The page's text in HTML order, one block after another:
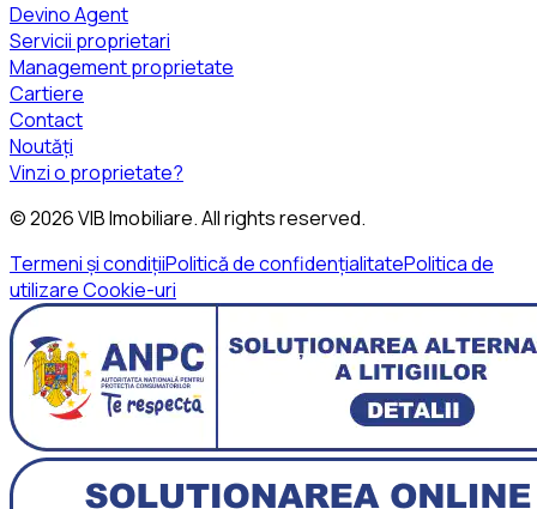
Devino Agent
Servicii proprietari
Management proprietate
Cartiere
Contact
Noutăți
Vinzi o proprietate?
©2026VIB Imobiliare. All rights reserved.
Termeni și condițiiPolitică de confidențialitatePolitica de
utilizare Cookie-uri